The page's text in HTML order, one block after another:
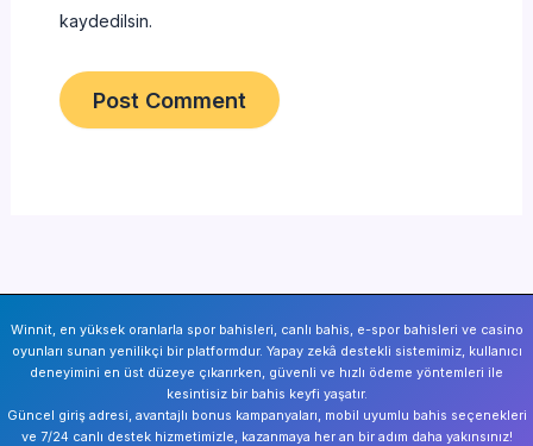
kaydedilsin.
Winnit, en yüksek oranlarla spor bahisleri, canlı bahis, e-spor bahisleri ve casino
oyunları sunan yenilikçi bir platformdur. Yapay zekâ destekli sistemimiz, kullanıcı
deneyimini en üst düzeye çıkarırken, güvenli ve hızlı ödeme yöntemleri ile
kesintisiz bir bahis keyfi yaşatır.
Güncel giriş adresi, avantajlı bonus kampanyaları, mobil uyumlu bahis seçenekleri
ve 7/24 canlı destek hizmetimizle, kazanmaya her an bir adım daha yakınsınız!